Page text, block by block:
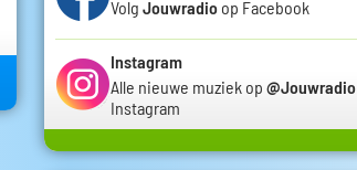
Volg Jouwradio op Facebook
Instagram
Alle nieuwe muziek op @Jouwradio
Instagram